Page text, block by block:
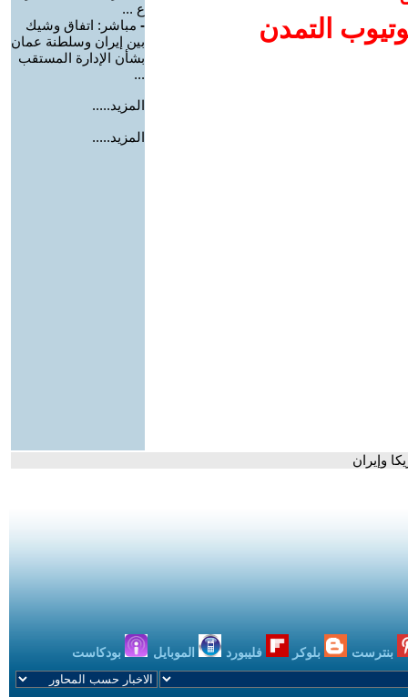
التمدن
ع ...
- مباشر: اتفاق وشيك
بين إيران وسلطنة عمان
بشأن الإدارة المستقب
...
المزيد.....
المزيد.....
وإيران
بنترست بلوكر فليبورد الموبايل بودكاست